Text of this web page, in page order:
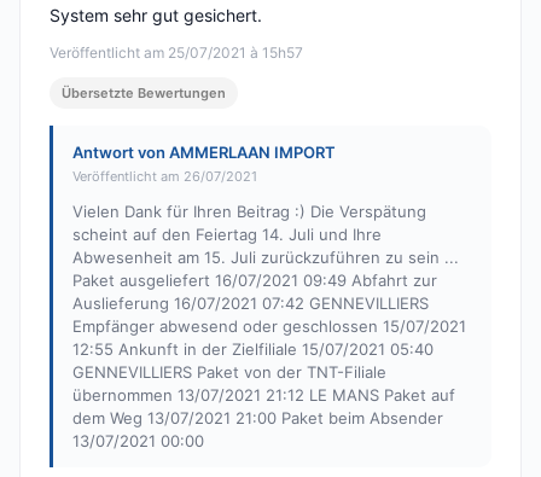
Veröffentlicht am 25/07/2021 à 15h57
System sehr gut gesichert.
Übersetzte Bewertungen
Antwort von AMMERLAAN IMPORT
Veröffentlicht am 26/07/2021
Vielen Dank für Ihren Beitrag :) Die Verspätung
scheint auf den Feiertag 14. Juli und Ihre
Abwesenheit am 15. Juli zurückzuführen zu sein ...
Paket ausgeliefert 16/07/2021 09:49 Abfahrt zur
Auslieferung 16/07/2021 07:42 GENNEVILLIERS
Empfänger abwesend oder geschlossen 15/07/2021
12:55 Ankunft in der Zielfiliale 15/07/2021 05:40
GENNEVILLIERS Paket von der TNT-Filiale
übernommen 13/07/2021 21:12 LE MANS Paket auf
dem Weg 13/07/2021 21:00 Paket beim Absender
13/07/2021 00:00